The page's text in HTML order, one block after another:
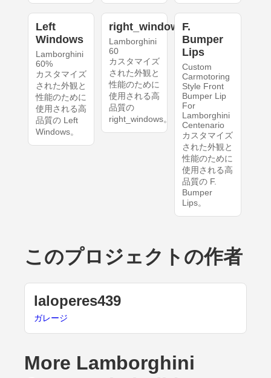
Left
Windows
Lamborghini
60%
カスタマイズ
された外観と
性能のために
使用される高
品質の Left
Windows。
right_windows
Lamborghini
60
カスタマイズ
された外観と
性能のために
使用される高
品質の
right_windows。
F.
Bumper
Lips
Custom
Carmotoring
Style Front
Bumper Lip
For
Lamborghini
Centenario
カスタマイズ
された外観と
性能のために
使用される高
品質の F.
Bumper
Lips。
このプロジェクトの作者
laloperes439
ガレージ
More Lamborghini